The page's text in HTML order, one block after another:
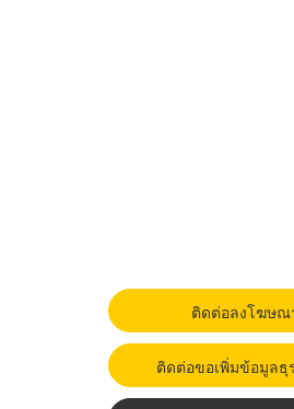
ติดต่อลงโฆษณ
ติดต่อขอเพิ่มข้อมูลธุ